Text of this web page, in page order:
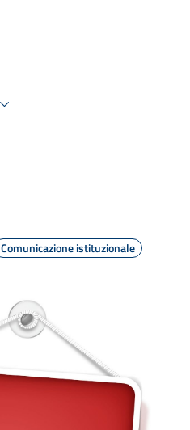
Comunicazione istituzionale